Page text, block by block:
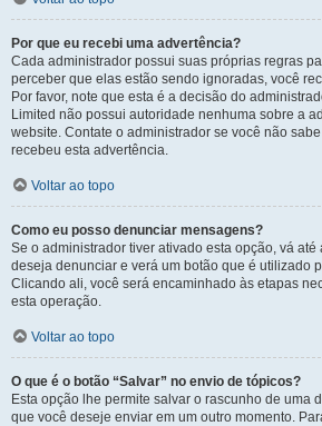
Por que eu recebi uma advertência?
Cada administrador possui suas próprias regras
perceber que elas estão sendo ignoradas, você
Por favor, note que esta é a decisão do
Limited não possui autoridade nenhuma sobre a
website. Contate o administrador se você não
recebeu esta advertência.
Voltar ao topo
Como eu posso denunciar mensagens?
Se o administrador tiver ativado esta opção, vá até
deseja denunciar e verá um botão que é utilizado
Clicando ali, você será encaminhado às etapas
esta operação.
Voltar ao topo
O que é o botão “Salvar” no envio de tópicos?
Esta opção lhe permite salvar o rascunho de uma
que você deseje enviar em um outro momento.